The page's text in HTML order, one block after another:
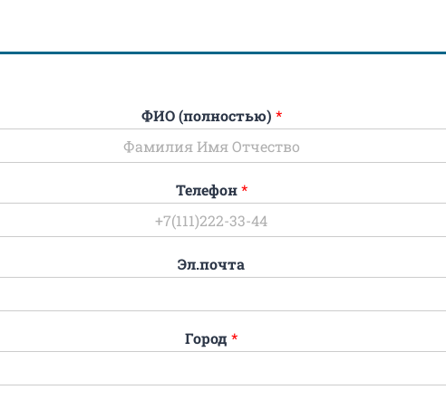
ФИО (полностью) *
Телефон*
Эл.почта
Город *